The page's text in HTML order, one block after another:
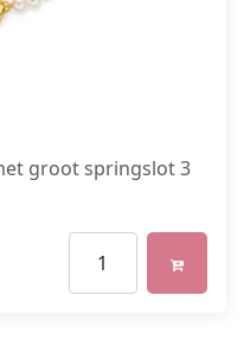
groot springslot 3